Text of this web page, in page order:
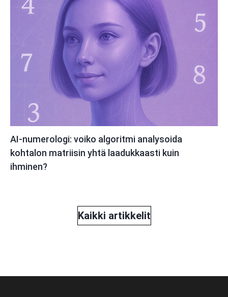
AI-numerologi: voiko algoritmi analysoida
kohtalon matriisin yhtä laadukkaasti kuin
ihminen?
Kaikki artikkelit